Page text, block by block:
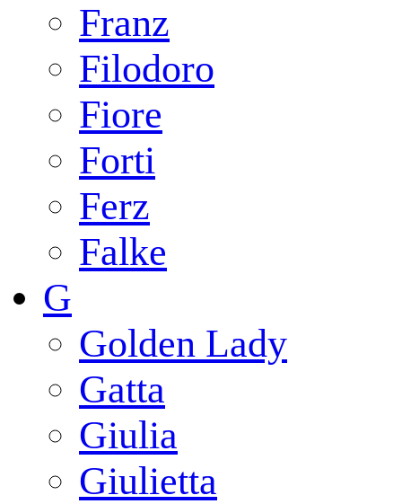
Franz
Filodoro
Fiore
Forti
Ferz
Falke
G
Golden Lady
Gatta
Giulia
Giulietta